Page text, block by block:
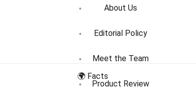
About Us
Editorial Policy
Meet the Team
Product Review
🌍 Facts